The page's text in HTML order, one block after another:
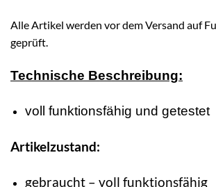
Alle Artikel werden vor dem Versand auf
geprüft.
Technische Beschreibung:
voll funktionsfähig und getestet
Artikelzustand:
gebraucht – voll funktionsfähig